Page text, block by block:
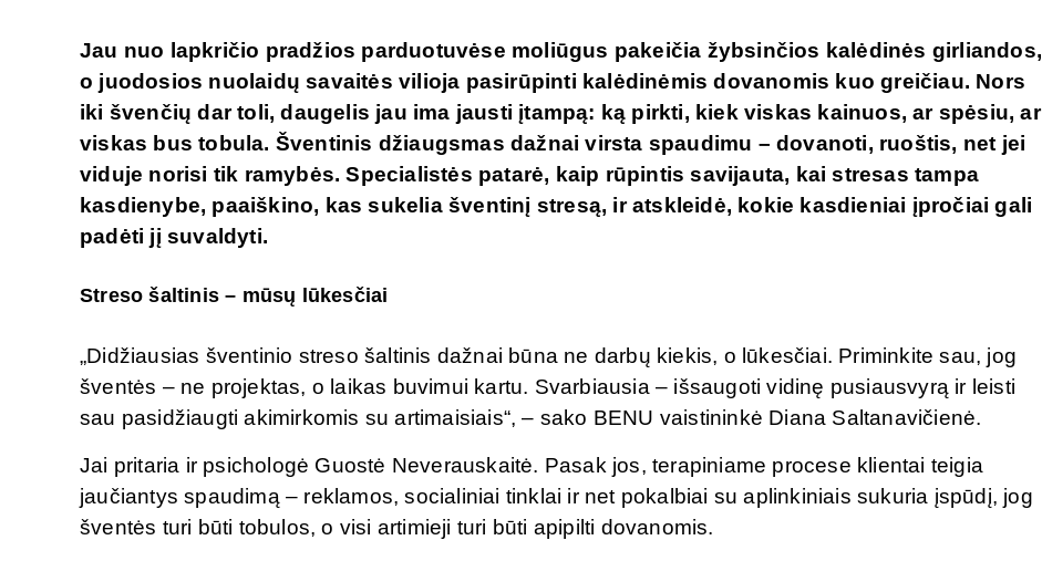
Jau nuo lapkričio pradžios parduotuvėse moliūgus pakeičia žybsinčios kalėdinės girliandos,
o juodosios nuolaidų savaitės vilioja pasirūpinti kalėdinėmis dovanomis kuo greičiau. Nors
iki švenčių dar toli, daugelis jau ima jausti įtampą: ką pirkti, kiek viskas kainuos, ar spėsiu, ar
viskas bus tobula. Šventinis džiaugsmas dažnai virsta spaudimu – dovanoti, ruoštis, net jei
viduje norisi tik ramybės. Specialistės patarė, kaip rūpintis savijauta, kai stresas tampa
kasdienybe, paaiškino, kas sukelia šventinį stresą, ir atskleidė, kokie kasdieniai įpročiai gali
padėti jį suvaldyti.
Streso šaltinis – mūsų lūkesčiai
„Didžiausias šventinio streso šaltinis dažnai būna ne darbų kiekis, o lūkesčiai. Priminkite sau, jog
šventės – ne projektas, o laikas buvimui kartu. Svarbiausia – išsaugoti vidinę pusiausvyrą ir leisti
sau pasidžiaugti akimirkomis su artimaisiais“, – sako BENU vaistininkė Diana Saltanavičienė.
Jai pritaria ir psichologė Guostė Neverauskaitė. Pasak jos, terapiniame procese klientai teigia
jaučiantys spaudimą – reklamos, socialiniai tinklai ir net pokalbiai su aplinkiniais sukuria įspūdį, jog
šventės turi būti tobulos, o visi artimieji turi būti apipilti dovanomis.